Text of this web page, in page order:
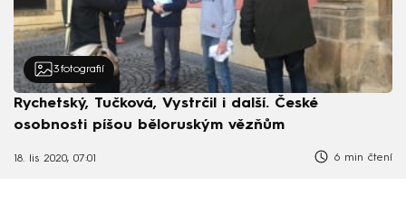
3 fotografií
Rychetský, Tučková, Vystrčil i další. České
osobnosti píšou běloruským vězňům
18. lis 2020, 07:01 6 min čtení